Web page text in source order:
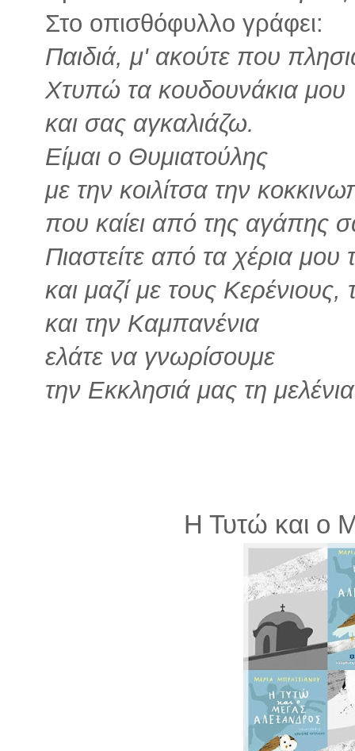
Στο οπισθόφυλλο γράφει:
Παιδιά, μ' ακούτε που
Χτυπώ τα κουδουνάκια μου
και σας αγκαλιάζω.
Είμαι ο Θυμιατούλης
με την κοιλίτσα την
που καίει από της αγάπης
Πιαστείτε από τα χέρια μου
και μαζί με τους Κερένιους,
και την Καμπανένια
ελάτε να γνωρίσουμε
την Εκκλησιά μας τη
Η Τυτώ και ο